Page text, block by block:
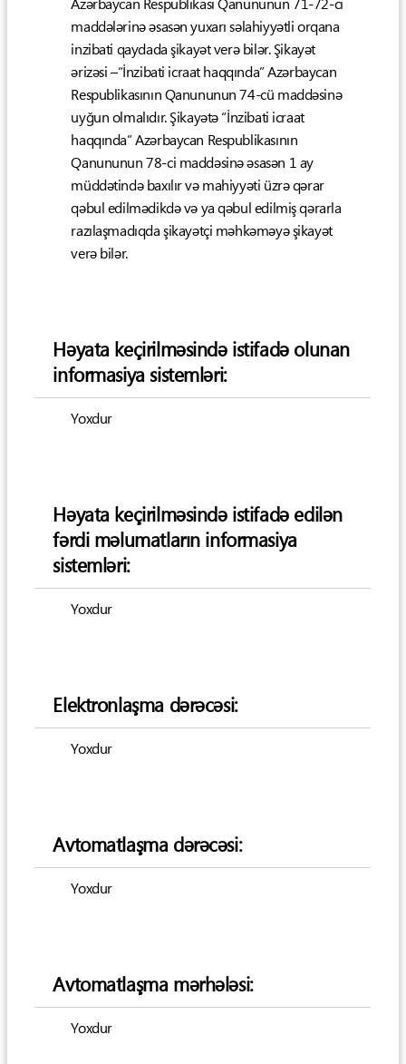
maddələrinə əsasən yuxarı səlahiyyətli orqana
inzibati qaydada şikayət verə bilər. Şikayət
ərizəsi –“İnzibati icraat haqqında” Azərbaycan
Respublikasının Qanununun 74-cü maddəsinə
uyğun olmalıdır. Şikayətə “İnzibati icraat
haqqında” Azərbaycan Respublikasının
Qanununun 78-ci maddəsinə əsasən 1 ay
müddətində baxılır və mahiyyəti üzrə qərar
qəbul edilmədikdə və ya qəbul edilmiş qərarla
razılaşmadıqda şikayətçi məhkəməyə şikayət
verə bilər.
Həyata keçirilməsində istifadə olunan
informasiya sistemləri:
Yoxdur
Həyata keçirilməsində istifadə edilən
fərdi məlumatların informasiya
sistemləri:
Yoxdur
Elektronlaşma dərəcəsi:
Yoxdur
Avtomatlaşma dərəcəsi:
Yoxdur
Avtomatlaşma mərhələsi:
Yoxdur